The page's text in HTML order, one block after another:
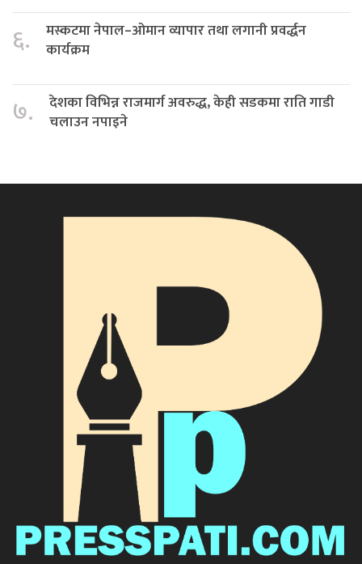
६.
मस्कटमा नेपाल–ओमान व्यापार तथा लगानी प्रवर्द्धन
कार्यक्रम
७.
देशका विभिन्न राजमार्ग अवरुद्ध, केही सडकमा राति गाडी
चलाउन नपाइने